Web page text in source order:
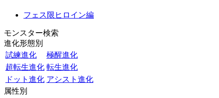
フェス限ヒロイン編
モンスター検索
進化形態別
試練進化
極醒進化
超転生進化 転生進化
ドット進化 アシスト進化
属性別